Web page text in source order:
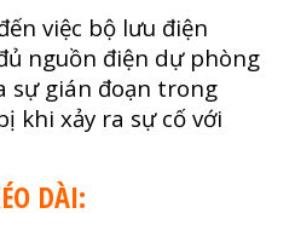
việc bộ lưu điện
nguồn điện dự phòng
sự gián đoạn trong
khi xảy ra sự cố với
DÀI: